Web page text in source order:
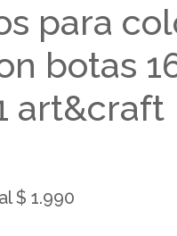
para
botas
art&craft
$ 1.990